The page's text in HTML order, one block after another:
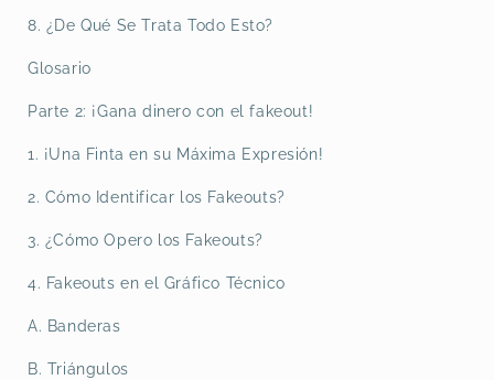
8. ¿De Qué Se Trata Todo Esto?
Glosario
Parte 2: ¡Gana dinero con el fakeout!
1. ¡Una Finta en su Máxima Expresión!
2. Cómo Identificar los Fakeouts?
3. ¿Cómo Opero los Fakeouts?
4. Fakeouts en el Gráfico Técnico
A. Banderas
B. Triángulos